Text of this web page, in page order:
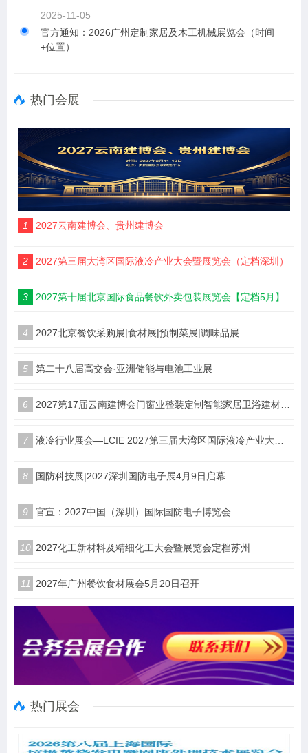
2025-11-05
官方通知：2026广州定制家居及木工机械展览会（时间
+位置）
热门会展
1 2027云南建博会、贵州建博会
2 2027第三届大湾区国际液冷产业大会暨展览会（定档深圳）
3 2027第十届北京国际食品餐饮外卖包装展览会【定档5月】
4 2027北京餐饮采购展|食材展|预制菜展|调味品展
5 第二十八届高交会·亚洲储能与电池工业展
6 2027第17届云南建博会门窗业整装定制智能家居卫浴建材展会
7 液冷行业展会—LCIE 2027第三届大湾区国际液冷产业大会暨展览会（深圳）
8 国防科技展|2027深圳国防电子展4月9日启幕
9 官宣：2027中国（深圳）国际国防电子博览会
10 2027化工新材料及精细化工大会暨展览会定档苏州
11 2027年广州餐饮食材展会5月20日召开
热门展会